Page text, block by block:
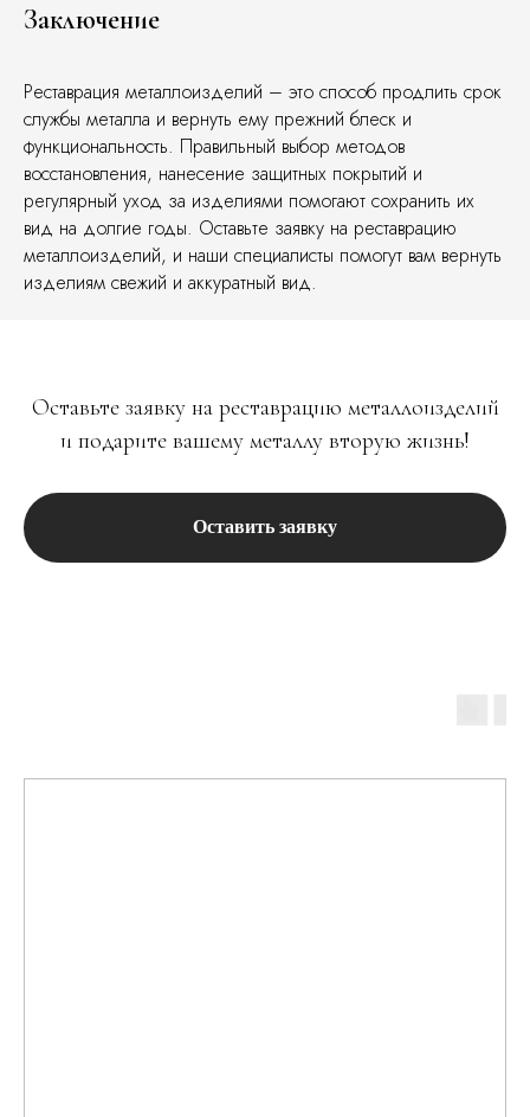
Заключение
Реставрация металлоизделий – это способ продлить срок
службы металла и вернуть ему прежний блеск и
функциональность. Правильный выбор методов
восстановления, нанесение защитных покрытий и
регулярный уход за изделиями помогают сохранить их
вид на долгие годы. Оставьте заявку на реставрацию
металлоизделий, и наши специалисты помогут вам вернуть
изделиям свежий и аккуратный вид.
Оставьте заявку на реставрацию металлоизделий
и подарите вашему металлу вторую жизнь!
Оставить заявку